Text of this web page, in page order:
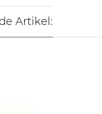
Artikel: